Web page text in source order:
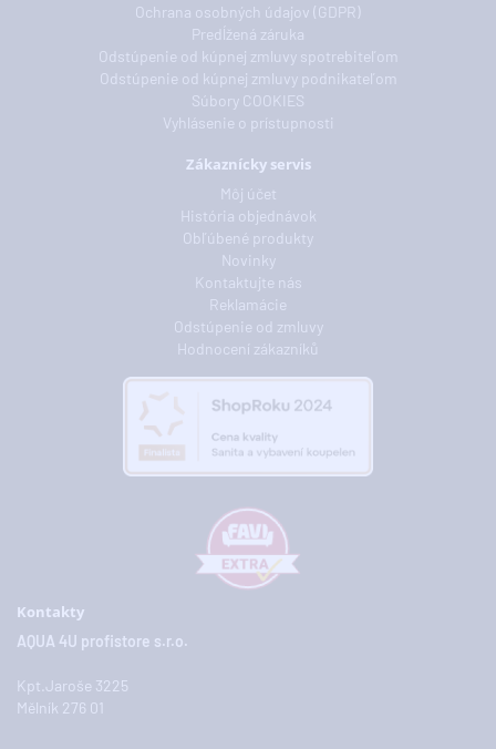
Ochrana osobných údajov (GDPR)
Predĺžená záruka
Odstúpenie od kúpnej zmluvy spotrebiteľom
Odstúpenie od kúpnej zmluvy podnikateľom
Súbory COOKIES
Vyhlásenie o prístupnosti
Zákaznícky servis
Môj účet
História objednávok
Obľúbené produkty
Novinky
Kontaktujte nás
Reklamácie
Odstúpenie od zmluvy
Hodnocení zákazníků
Kontakty
AQUA 4U profistore s.r.o.
Kpt.Jaroše 3225
Mělník 276 01